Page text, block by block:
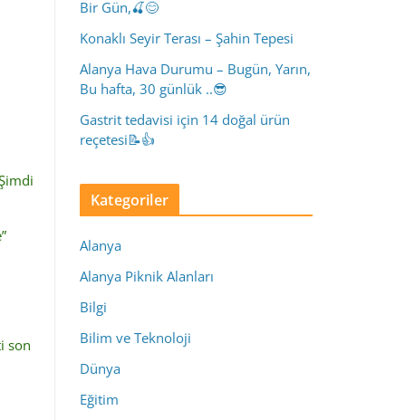
son
Bir Gün,🍒😊
Konaklı Seyir Terası – Şahin Tepesi
Alanya Hava Durumu – Bugün, Yarın,
Bu hafta, 30 günlük ..😎
Gastrit tedavisi için 14 doğal ürün
reçetesi📝👍
Kategoriler
Alanya
Alanya Piknik Alanları
Bilgi
Bilim ve Teknoloji
Dünya
Eğitim